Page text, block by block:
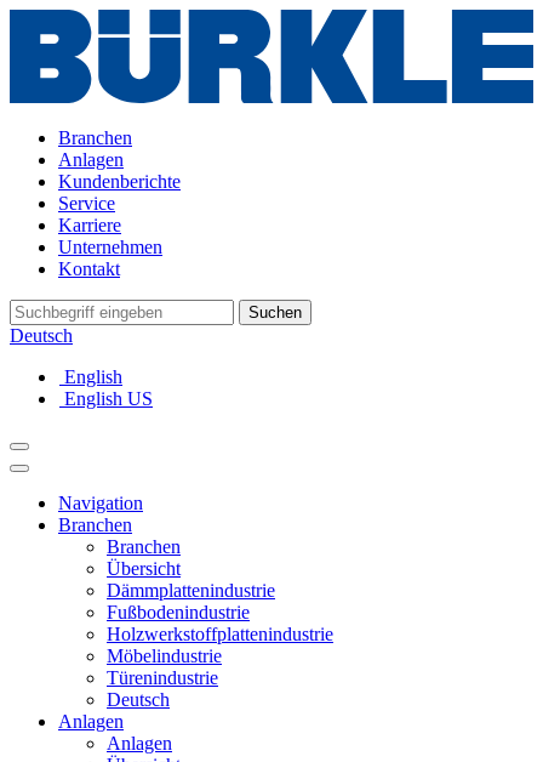
Branchen
Anlagen
Kundenberichte
Service
Karriere
Unternehmen
Kontakt
Suchen
Deutsch
English
English US
Navigation
Branchen
Branchen
Übersicht
Dämmplattenindustrie
Fußbodenindustrie
Holzwerkstoffplattenindustrie
Möbelindustrie
Türenindustrie
Deutsch
Anlagen
Anlagen